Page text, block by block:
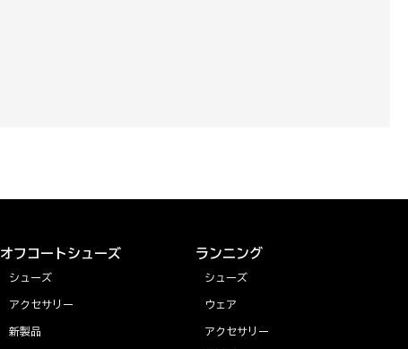
オフコートシューズ
シューズ
アクセサリー
新製品
ランニング
シューズ
ウェア
アクセサリー